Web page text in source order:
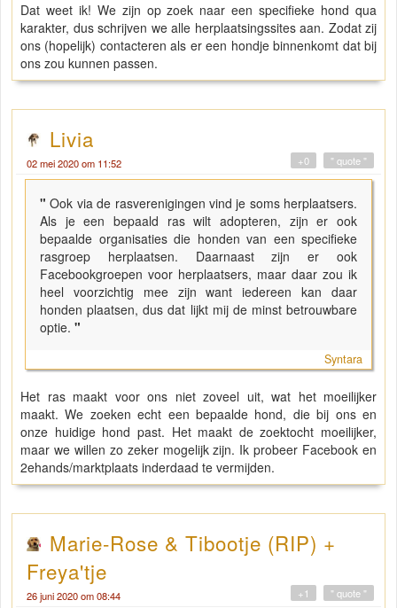
Dat weet ik! We zijn op zoek naar een specifieke hond qua
karakter, dus schrijven we alle herplaatsingssites aan. Zodat zij
ons (hopelijk) contacteren als er een hondje binnenkomt dat bij
ons zou kunnen passen.
Livia
02 mei 2020 om 11:52 " quote "
+0
"Ook via de rasverenigingen vind je soms herplaatsers.
Als je een bepaald ras wilt adopteren, zijn er ook
bepaalde organisaties die honden van een specifieke
rasgroep herplaatsen. Daarnaast zijn er ook
Facebookgroepen voor herplaatsers, maar daar zou ik
heel voorzichtig mee zijn want iedereen kan daar
honden plaatsen, dus dat lijkt mij de minst betrouwbare
optie. "
Syntara
Het ras maakt voor ons niet zoveel uit, wat het moeilijker
maakt. We zoeken echt een bepaalde hond, die bij ons en
onze huidige hond past. Het maakt de zoektocht moeilijker,
maar we willen zo zeker mogelijk zijn. Ik probeer Facebook en
2ehands/marktplaats inderdaad te vermijden.
Marie-Rose & Tibootje (RIP) +
Freya'tje
26 juni 2020 om 08:44 " quote "
+1